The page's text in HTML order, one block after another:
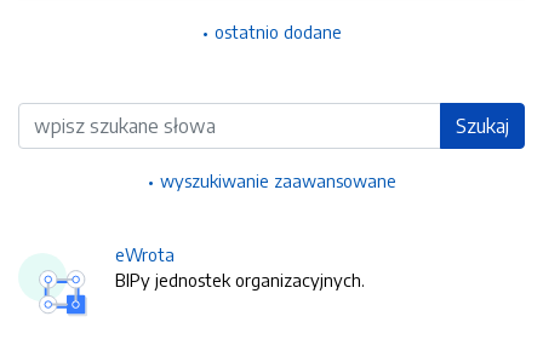
ostatnio dodane
Wyszukiwarka Szukaj
wyszukiwanie zaawansowane
eWrota
BIPy jednostek organizacyjnych.